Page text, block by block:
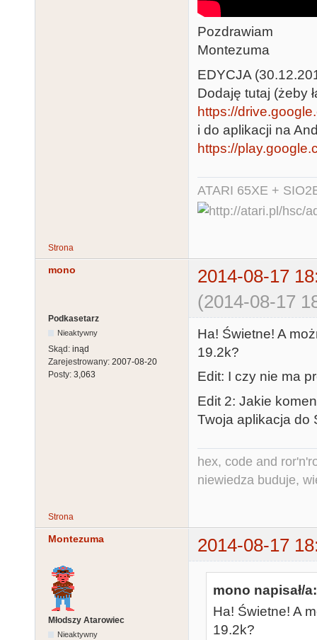
Pozdrawiam
Montezuma
EDYCJA
Dodaję tutaj (żeby
https://
i do aplikacji na
https://
ATARI 65XE +
Strona
mono
2014-08-17
(2014-08-17
Podkasetarz
Nieaktywny
Skąd: inąd
Zarejestrowany: 2007-08-20
Posty: 3,063
Ha! Świetne! A
19.2k?
Edit: I czy nie ma
Edit 2: Jakie
Twoja aplikacja do
hex, code and
niewiedza buduje,
Strona
Montezuma 2014-08-17
Młodszy Atarowiec
Nieaktywny
mono napisał/a:
Ha! Świetne! A
19.2k?